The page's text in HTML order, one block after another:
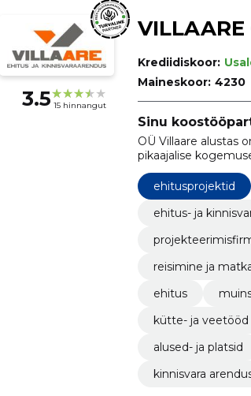
3.5 15 hinnangut
VILLAARE
Krediidiskoor:
Maineskoor: 4230
Sinu
OÜ Villaare alustas
pikaajalise
ehitusprojektid
ehitus- ja
reisimine ja
ehitus
kütte- ja veetööd
alused- ja platsid
kinnisvara